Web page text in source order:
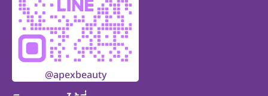
@apexbeauty